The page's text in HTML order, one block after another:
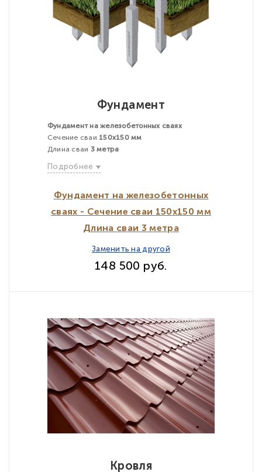
Фундамент
Фундамент на железобетонных сваях
Сечение сваи 150х150 мм
Длина сваи 3 метра
Подробнее
Фундамент на железобетонных
сваях - Сечение сваи 150х150 мм
Длина сваи 3 метра
Заменить на другой
148 500 руб.
Кровля